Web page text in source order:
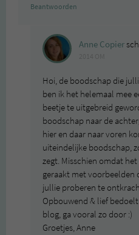
Beantwoorden
Anne Copier
Hoi, de boodschap die
ben ik het helemaal mee
beetje te uitgebreid
boodschap naar de
hier en daar naar voren
uiteindelijke boodschap,
zegt. Misschien omdat
geraakt met voorbeelden
jullie proberen te
Opbouwend & lief
blog, ga vooral zo door :)
Groetjes, Anne